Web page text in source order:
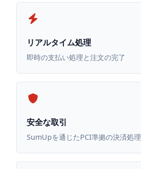
リアルタイム処理
即時の支払い処理と注文の完了
安全な取引
SumUpを通じたPCI準拠の決済処理